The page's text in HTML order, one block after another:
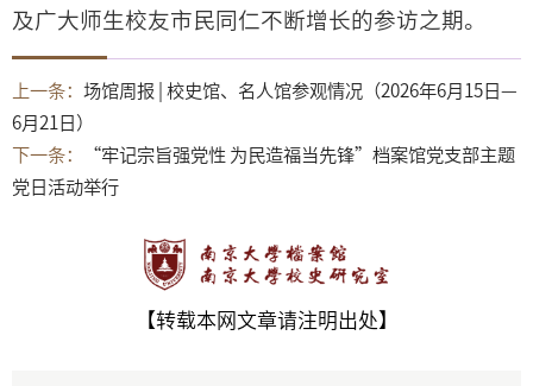
及广大师生校友市民同仁不断增长的参访之期。
上一条： 场馆周报 | 校史馆、名人馆参观情况（2026年6月15日—
6月21日）
下一条：
“牢记宗旨强党性 为民造福当先锋”档案馆党支部主题
党日活动举行
【转载本网文章请注明出处】